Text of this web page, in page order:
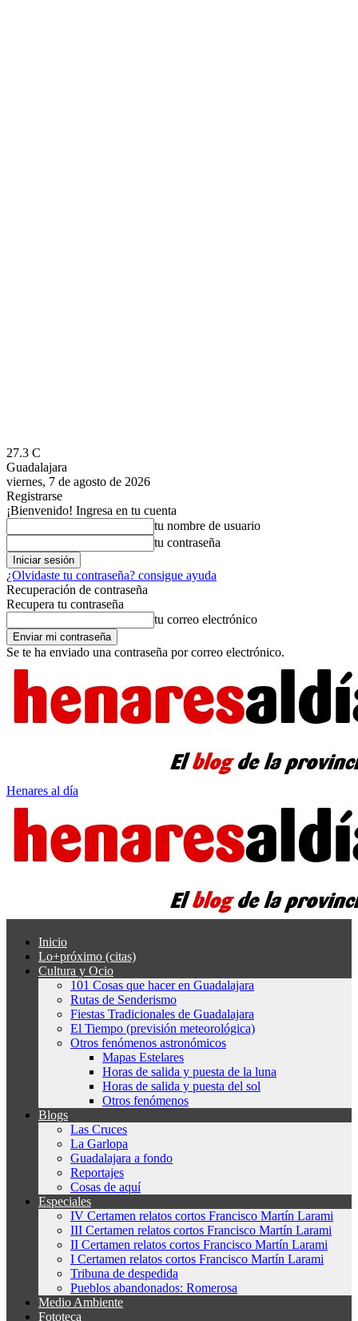
27.3 C
Guadalajara
viernes, 7 de agosto de 2026
Registrarse
¡Bienvenido! Ingresa en tu cuenta
tu nombre de usuario
tu contraseña
¿Olvidaste tu contraseña? consigue ayuda
Recuperación de contraseña
Recupera tu contraseña
tu correo electrónico
Se te ha enviado una contraseña por correo electrónico.
Henares al día
Inicio
Lo+próximo (citas)
Cultura y Ocio
101 Cosas que hacer en Guadalajara
Rutas de Senderismo
Fiestas Tradicionales de Guadalajara
El Tiempo (previsión meteorológica)
Otros fenómenos astronómicos
Mapas Estelares
Horas de salida y puesta de la luna
Horas de salida y puesta del sol
Otros fenómenos
Blogs
Las Cruces
La Garlopa
Guadalajara a fondo
Reportajes
Cosas de aquí
Especiales
IV Certamen relatos cortos Francisco Martín Larami
III Certamen relatos cortos Francisco Martín Larami
II Certamen relatos cortos Francisco Martín Larami
I Certamen relatos cortos Francisco Martín Larami
Tribuna de despedida
Pueblos abandonados: Romerosa
Medio Ambiente
Fototeca